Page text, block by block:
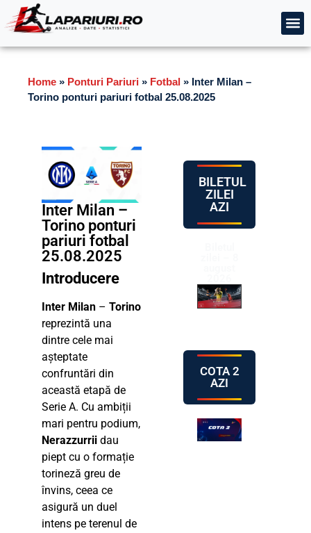
Home » Ponturi Pariuri » Fotbal » Inter Milan –
Torino ponturi pariuri fotbal 25.08.2025
Inter Milan –
Torino ponturi
pariuri fotbal
25.08.2025
Introducere
Inter Milan – Torino
reprezintă una
dintre cele mai
așteptate
confruntări din
această etapă de
Serie A. Cu ambiții
mari pentru podium,
Nerazzurrii dau
piept cu o formație
torineză greu de
învins, ceea ce
asigură un duel
intens pe terenul de
BILETUL
ZILEI
AZI
COTA 2
AZI